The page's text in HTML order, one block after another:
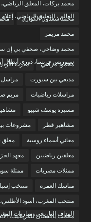
محمد بركات، المعلق
العالم ، التعليق الرياضي،
محمد سعدون الكواري
محمد مزيمز
محمد وضاحي، صحفي بي إن
سبورتس فرنسا، دوري أبطال
محمود مرضي مدرب
مذيعي بين سبورت مراسل
مراسلات رياضيات مريم
مسيرة يوسف شيبو
مشاهير قطر مشروعات
معاني أسماء روسية معلق
معلقين رياضيين معهد
ممثلات مصريات ممثلة
مناسك العمرة منتخب
الهداف التاريخي، مباريات
منتخب باكستان للكريكيت،